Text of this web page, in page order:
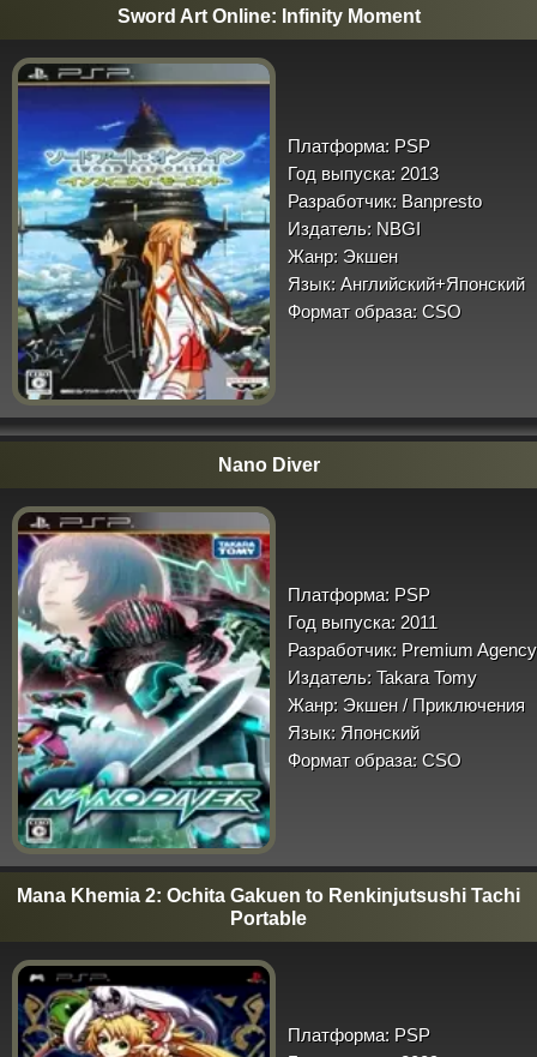
Sword Art Online: Infinity Moment
Платформа: PSP
Год выпуска: 2013
Разработчик: Banpresto
Издатель: NBGI
Жанр: Экшен
Язык: Английский+Японский
Формат образа: CSO
Nano Diver
Платформа: PSP
Год выпуска: 2011
Разработчик: Premium Agency
Издатель: Takara Tomy
Жанр: Экшен / Приключения
Язык: Японский
Формат образа: CSO
Mana Khemia 2: Ochita Gakuen to Renkinjutsushi Tachi
Portable
Платформа: PSP